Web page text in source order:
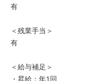
有
＜残業手当＞
有
＜給与補足＞
・昇給：年1回